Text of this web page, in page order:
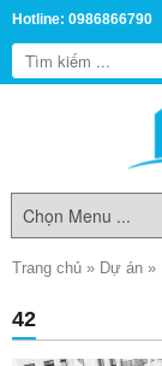
Hotline: 0986866790
Trang chủ » Dự án »
42